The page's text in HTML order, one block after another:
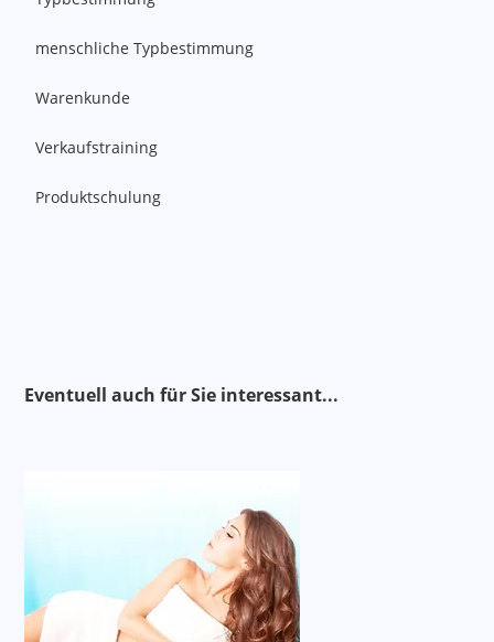
menschliche Typbestimmung
Warenkunde
Verkaufstraining
Produktschulung
Alternativen
Eventuell auch für Sie interessant...